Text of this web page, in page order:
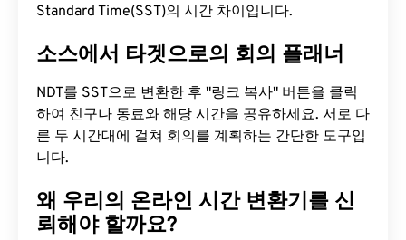
Standard Time(SST)의 시간 차이입니다.
소스에서 타겟으로의 회의 플래너
NDT를 SST으로 변환한 후 "링크 복사" 버튼을 클릭
하여 친구나 동료와 해당 시간을 공유하세요. 서로 다
른 두 시간대에 걸쳐 회의를 계획하는 간단한 도구입
니다.
왜 우리의 온라인 시간 변환기를 신
뢰해야 할까요?